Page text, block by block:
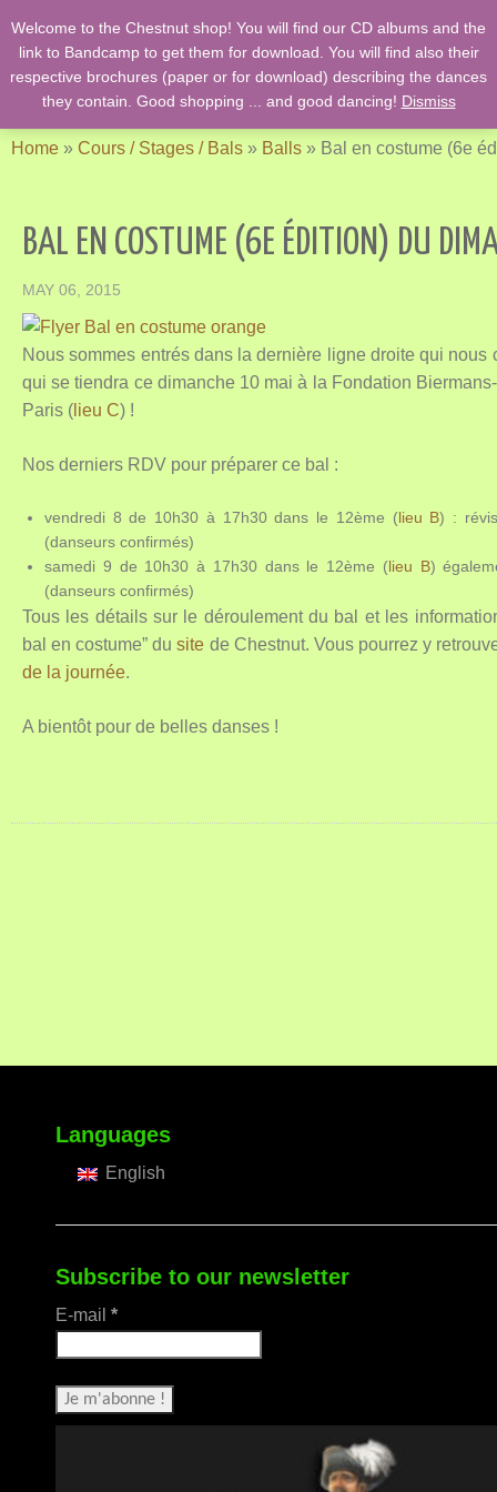
English Country Dancing & Danses anciennes de l'époque des
Stuarts …. et des romans de Jane Austen !
Home » Cours / Stages / Bals » Balls » Bal en costume (6e
BAL EN COSTUME (6E ÉDITION) DU
MAY 06, 2015
Nous sommes entrés dans la dernière ligne droite qui
qui se tiendra ce dimanche 10 mai à la Fondation
Paris ( lieu C) !
Nos derniers RDV pour préparer ce bal :
vendredi 8 de 10h30 à 17h30 dans le 12ème (lieu B) :
(danseurs confirmés)
samedi 9 de 10h30 à 17h30 dans le 12ème (lieu B)
(danseurs confirmés)
Tous les détails sur le déroulement du bal et les
bal en costume” dusite de Chestnut. Vous pourrez y
de la journée.
A bientôt pour de belles danses !
Languages
English
Subscribe to our newsletter
E-mail *
Welcome to the Chestnut shop! You will find our CD albums and the
link to Bandcamp to get them for download. You will find also their
respective brochures (paper or for download) describing the dances
they contain. Good shopping ... and good dancing! Dismiss